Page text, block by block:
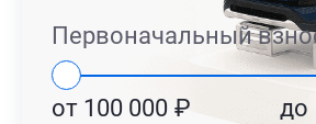
Первоначальный
от 100 000 ₽ до